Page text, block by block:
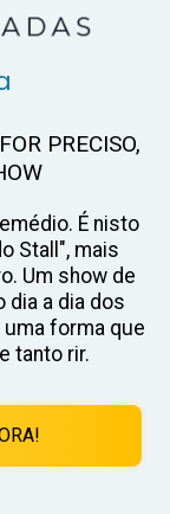
PRECISO,
É nisto
Stall", mais
Um show de
a dia dos
forma que
tanto rir.